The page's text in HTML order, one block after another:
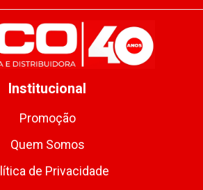
Institucional
Promoção
Quem Somos
de Privacidade